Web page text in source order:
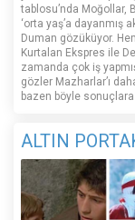
tablosu’nda Moğollar,
‘orta yaş’a dayanmış
Duman gözüküyor.
Kurtalan Ekspres ile
zamanda çok iş
gözler Mazharlar’ı
bazen böyle
ALTIN